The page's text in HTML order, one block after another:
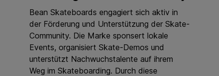
Bean Skateboards engagiert sich aktiv in
der Förderung und Unterstützung der Skate-
Community. Die Marke sponsert lokale
Events, organisiert Skate-Demos und
unterstützt Nachwuchstalente auf ihrem
Weg im Skateboarding. Durch diese